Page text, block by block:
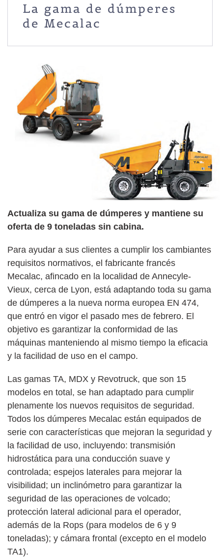
La gama de dúmperes
de Mecalac
Actualiza su gama de dúmperes y mantiene su
oferta de 9 toneladas sin cabina.
Para ayudar a sus clientes a cumplir los cambiantes
requisitos normativos, el fabricante francés
Mecalac, afincado en la localidad de Annecyle-
Vieux, cerca de Lyon, está adaptando toda su gama
de dúmperes a la nueva norma europea EN 474,
que entró en vigor el pasado mes de febrero. El
objetivo es garantizar la conformidad de las
máquinas manteniendo al mismo tiempo la eficacia
y la facilidad de uso en el campo.
Las gamas TA, MDX y Revotruck, que son 15
modelos en total, se han adaptado para cumplir
plenamente los nuevos requisitos de seguridad.
Todos los dúmperes Mecalac están equipados de
serie con características que mejoran la seguridad y
la facilidad de uso, incluyendo: transmisión
hidrostática para una conducción suave y
controlada; espejos laterales para mejorar la
visibilidad; un inclinómetro para garantizar la
seguridad de las operaciones de volcado;
protección lateral adicional para el operador,
además de la Rops (para modelos de 6 y 9
toneladas); y cámara frontal (excepto en el modelo
TA1).